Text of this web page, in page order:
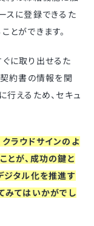
スに登録できるた
とができます。
に取り出せるた
契約書の情報を関
行えるため、セキュ
ラウドサインのよ
とが、成功の鍵と
ジタル化を推進す
みてはいかがでし